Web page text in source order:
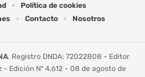
Política de cookies
Contacto Nosotros
. Registro DNDA: 72022808 - Editor
Edición Nº 4.612 - 08 de agosto de